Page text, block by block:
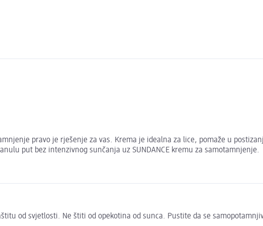
pravo je rješenje za vas. Krema je idealna za lice, pomaže u
put bez intenzivnog sunčanja uz SUNDANCE kremu za samotamnjenje.
od svjetlosti. Ne štiti od opekotina od sunca. Pustite da se